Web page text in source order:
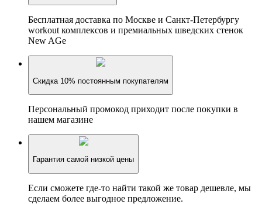
Бесплатная доставка по Москве и Санкт-Петербургу
workout комплексов и премиальных шведских стенок
New AGe
Скидка 10% постоянным покупателям
Персональный промокод приходит после покупки в
нашем магазине
Гарантия самой низкой цены
Если сможете где-то найти такой же товар дешевле, мы
сделаем более выгодное предложение.